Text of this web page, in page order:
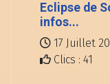
Eclipse de
infos...
17 Juillet
Clics : 41